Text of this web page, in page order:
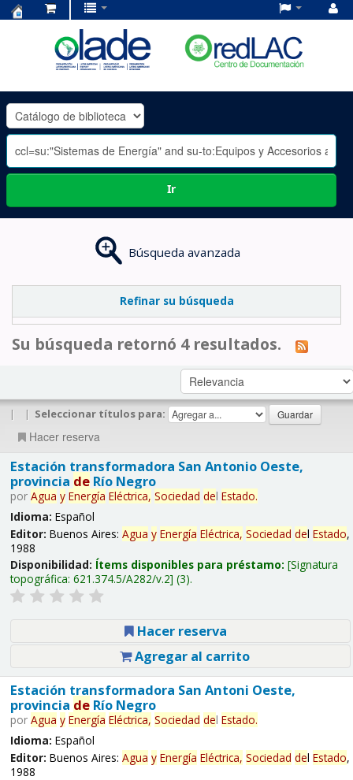
OLADE
-
Ir
Búsqueda avanzada
Refinar su búsqueda
Su búsqueda retornó 4 resultados.
| | Seleccionar títulos para:
Hacer reserva
Estación transformadora San Antonio Oeste,
provincia deRío Negro
por Agua y Energía Eléctrica, Sociedad del Estado.
Idioma: Español
Editor: Buenos Aires: Agua y Energía Eléctrica, Sociedad del Estado,
1988
Disponibilidad: Ítems disponibles para préstamo: Signatura
topográfica: 621.374.5/A282/v.2 (3).
Hacer reserva
Agregar al carrito
Estación transformadora San Antoni Oeste,
provincia deRío Negro
por Agua y Energía Eléctrica, Sociedad del Estado.
Idioma: Español
Editor: Buenos Aires: Agua y Energía Eléctrica, Sociedad del Estado,
1988